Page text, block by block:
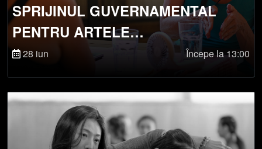
SPRIJINUL GUVERNAMENTAL
PENTRU ARTELE
SPECTACOLULUI ÎN FRANȚA.
GÂNDIRE "GLOCAL" - PRIM-PLAN:
TEATRUL NAȚIONAL DIN BRITANIA
28 iun Începe la 13:00